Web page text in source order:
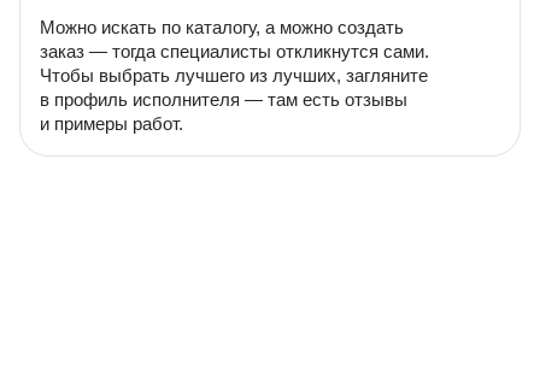
Можно искать по каталогу, а можно создать
заказ — тогда специалисты откликнутся сами.
Чтобы выбрать лучшего из лучших, загляните
в профиль исполнителя — там есть отзывы
и примеры работ.